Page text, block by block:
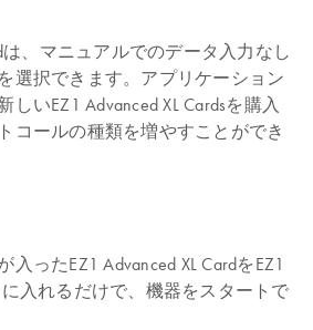
は、マニュアルでのデータ入力なし
選択できます。アプリケーション
いEZ1 Advanced XL Cardsを購入
コールの種類を増やすことができ
ったEZ1 Advanced XL CardをEZ1
に入れるだけで、機器をスタートで